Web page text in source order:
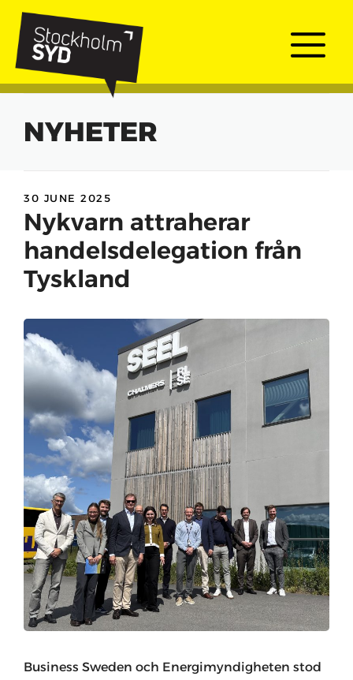
Skip
content
NYHETER
30 JUNE 2025
Nykvarn attraherar
handelsdelegation från
Tyskland
Business Sweden och Energimyndigheten stod